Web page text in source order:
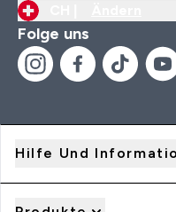
Folge uns
Hilfe Und